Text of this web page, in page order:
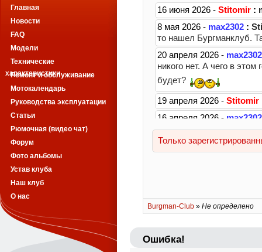
Burgman-Club » Не определено
Ошибка!
Главная
Новости
FAQ
Модели
Технические
характеристики
Ремонт и обслуживание
Мотокалендарь
Руководства эксплуатации
Статьи
Рюмочная (видео чат)
Форум
Фото альбомы
Устав клуба
Наш клуб
О нас